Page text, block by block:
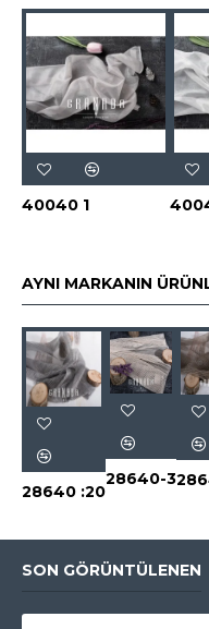
40040 1
AYNI MARKANIN
28640 :20
28640-3
SON GÖRÜNTÜLENEN